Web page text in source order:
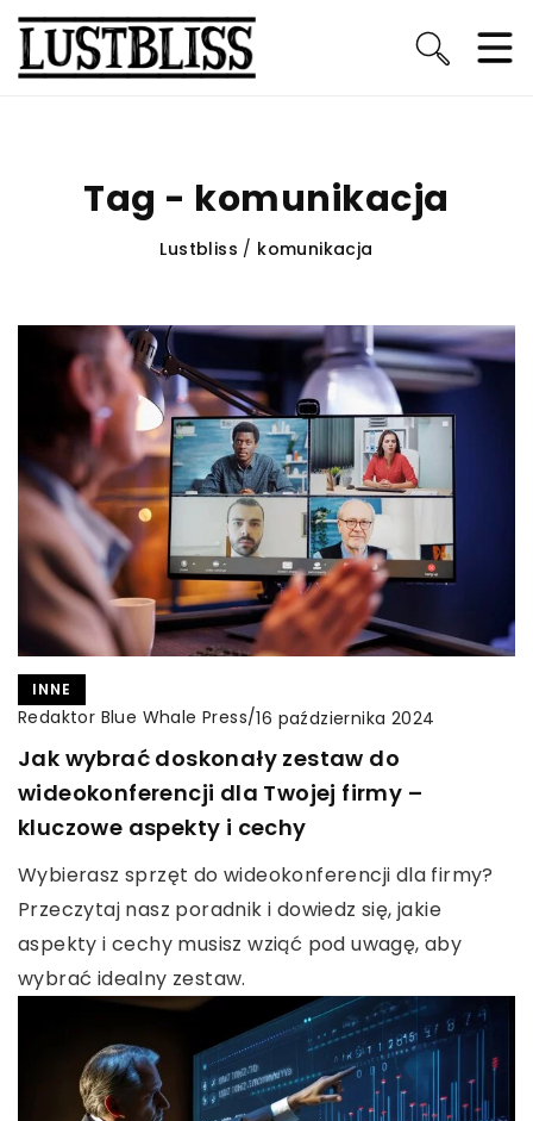
Tag - komunikacja
Lustbliss / komunikacja
INNE
Redaktor Blue Whale Press/16 października 2024
Jak wybrać doskonały zestaw do
wideokonferencji dla Twojej firmy –
kluczowe aspekty i cechy
Wybierasz sprzęt do wideokonferencji dla firmy?
Przeczytaj nasz poradnik i dowiedz się, jakie
aspekty i cechy musisz wziąć pod uwagę, aby
wybrać idealny zestaw.